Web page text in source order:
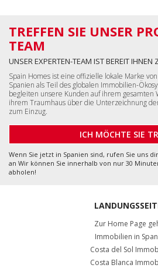
TREFFEN SIE UNSER
TEAM
UNSER EXPERTEN-TEAM IST BEREIT IHNEN
Spain Homes ist eine offizielle lokale Marke
Spanien als Teil des globalen Immobilien-
begleiten unsere Kunden auf ihrem gesamten
ihrem Traumhaus über die Unterzeichnung
zum Einzug.
ICH MÖCHTE SIE
Wenn Sie jetzt in Spanien sind, rufen Sie uns
an Wir können Sie innerhalb von nur 30
abholen!
Zur Home Page
Immobilien in
Costa del Sol
Costa Blanca